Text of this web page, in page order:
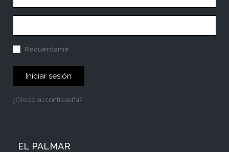
Recuérdame
Iniciar sesión
¿Olvidó su contraseña?
EL PALMAR